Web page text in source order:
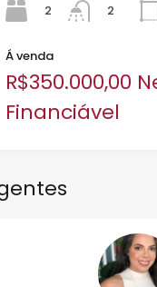
2
2
Á venda
R$350.000,00
Financiável